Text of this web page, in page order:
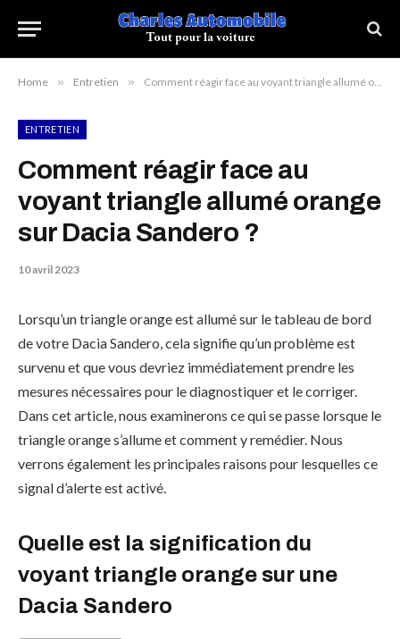
Home » Entretien » Comment réagir face au voyant triangle allumé orange sur Dacia Sandero ?
ENTRETIEN
Comment réagir face au
voyant triangle allumé orange
sur Dacia Sandero ?
10 avril 2023
Lorsqu’un triangle orange est allumé sur le tableau de bord
de votre Dacia Sandero, cela signifie qu’un problème est
survenu et que vous devriez immédiatement prendre les
mesures nécessaires pour le diagnostiquer et le corriger.
Dans cet article, nous examinerons ce qui se passe lorsque le
triangle orange s’allume et comment y remédier. Nous
verrons également les principales raisons pour lesquelles ce
signal d’alerte est activé.
Quelle est la signification du
voyant triangle orange sur une
Dacia Sandero